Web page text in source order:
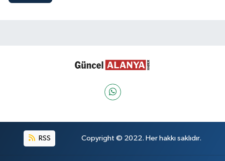
RSS Copyright © 2022. Her hakkı saklıdır.